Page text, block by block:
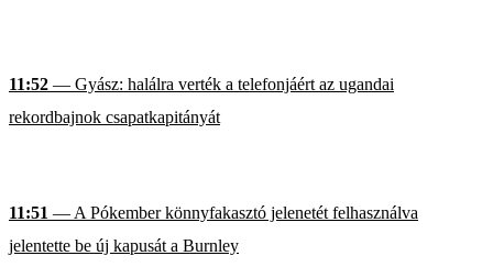
11:52 — Gyász: halálra verték a telefonjáért az ugandai
rekordbajnok csapatkapitányát
11:51 — A Pókember könnyfakasztó jelenetét felhasználva
jelentette be új kapusát a Burnley